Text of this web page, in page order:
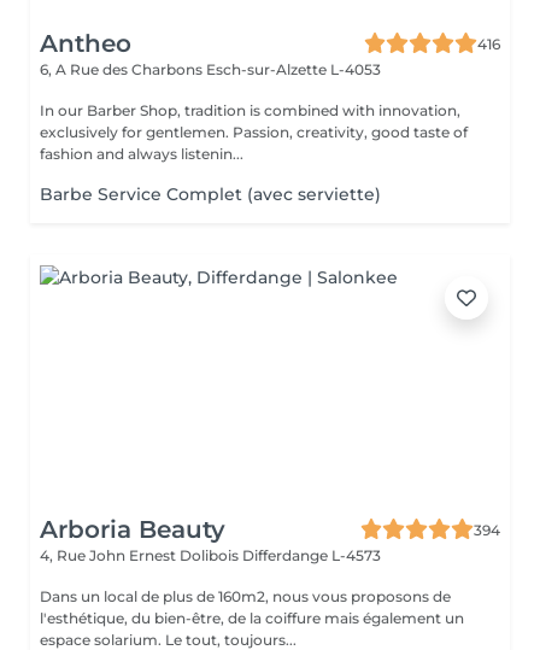
Antheo
416
6, A Rue des Charbons Esch-sur-Alzette L-4053
In our Barber Shop, tradition is combined with innovation,
exclusively for gentlemen. Passion, creativity, good taste of
fashion and always listenin...
Barbe Service Complet (avec serviette)
Arboria Beauty
394
4, Rue John Ernest Dolibois Differdange L-4573
Dans un local de plus de 160m2, nous vous proposons de
l'esthétique, du bien-être, de la coiffure mais également un
espace solarium. Le tout, toujours...